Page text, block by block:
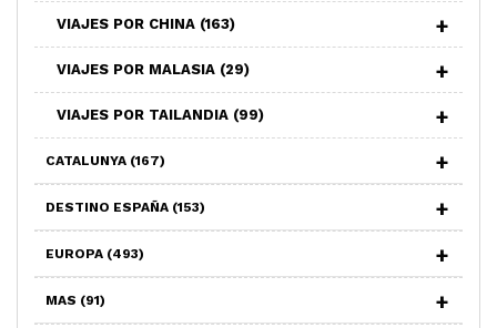
VIAJES POR CHINA (163)
VIAJES POR MALASIA (29)
VIAJES POR TAILANDIA (99)
CATALUNYA (167)
DESTINO ESPAÑA (153)
EUROPA (493)
MAS (91)